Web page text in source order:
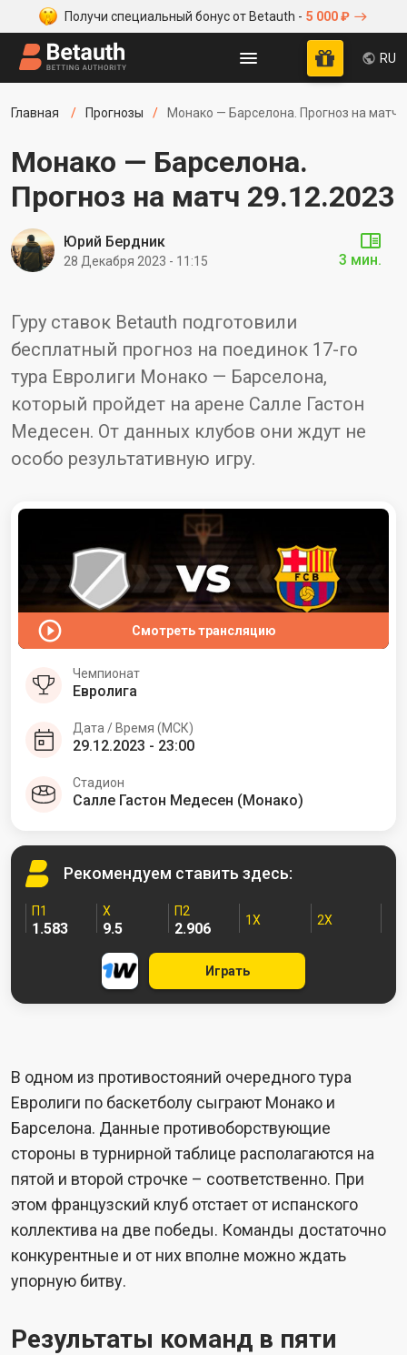
Получи специальный бонус от Betauth - 5 000 ₽
RU
Главная Прогнозы Монако — Барселона. Прогноз на матч
Монако — Барселона.
Прогноз на матч 29.12.2023
Гуру ставок Betauth подготовили
бесплатный прогноз на поединок 17-го
тура Евролиги Монако — Барселона,
который пройдет на арене Салле Гастон
Медесен. От данных клубов они ждут не
особо результативную игру.
Юрий Бердник
28 Декабря 2023 - 11:15 3 мин.
Смотреть трансляцию
Чемпионат
Евролига
Дата / Время (МСК)
29.12.2023 - 23:00
Стадион
Салле Гастон Медесен (Монако)
Рекомендуем ставить здесь:
П1
1.583
X
9.5
П2
2.906 1X 2X
Играть
В одном из противостояний очередного тура
Евролиги по баскетболу сыграют Монако и
Барселона. Данные противоборствующие
стороны в турнирной таблице располагаются на
пятой и второй строчке – соответственно. При
этом французский клуб отстает от испанского
коллектива на две победы. Команды достаточно
конкурентные и от них вполне можно ждать
упорную битву.
Результаты команд в пяти